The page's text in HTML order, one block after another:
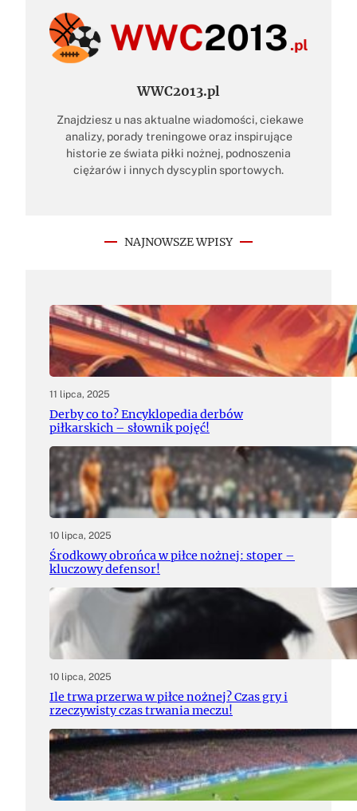
WWC2013.pl
Znajdziesz u nas aktualne wiadomości, ciekawe
analizy, porady treningowe oraz inspirujące
historie ze świata piłki nożnej, podnoszenia
ciężarów i innych dyscyplin sportowych.
NAJNOWSZE WPISY
11 lipca, 2025
Derby co to? Encyklopedia derbów
piłkarskich – słownik pojęć!
10 lipca, 2025
Środkowy obrońca w piłce nożnej: stoper –
kluczowy defensor!
10 lipca, 2025
Ile trwa przerwa w piłce nożnej? Czas gry i
rzeczywisty czas trwania meczu!